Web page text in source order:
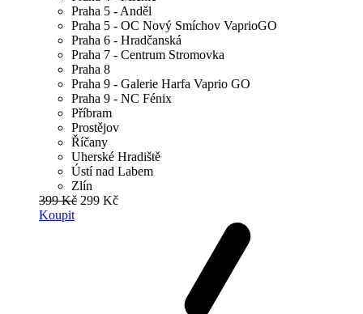
Praha 5 - Anděl
Praha 5 - OC Nový Smíchov VaprioGO
Praha 6 - Hradčanská
Praha 7 - Centrum Stromovka
Praha 8
Praha 9 - Galerie Harfa Vaprio GO
Praha 9 - NC Fénix
Příbram
Prostějov
Říčany
Uherské Hradiště
Ústí nad Labem
Zlín
399 Kč 299 Kč
Koupit